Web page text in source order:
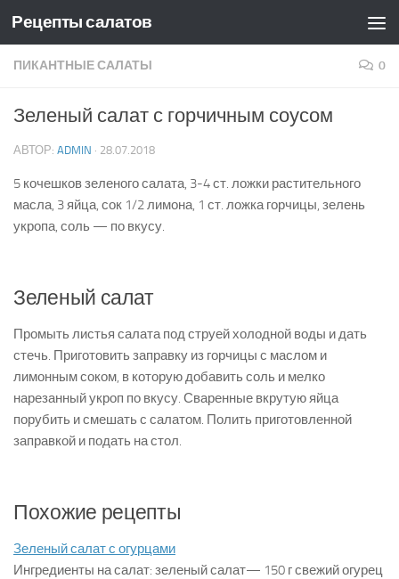
Skip to content
Рецепты салатов
ПИКАНТНЫЕ САЛАТЫ 0
Зеленый салат с горчичным соусом
АВТОР: ADMIN · 28.07.2018
5 кочешков зеленого салата, 3-4 ст. ложки растительного
масла, 3 яйца, сок 1/2 лимона, 1 ст. ложка горчицы, зелень
укропа, соль — по вкусу.
Зеленый салат
Промыть листья салата под струей холодной воды и дать
стечь. Приготовить заправку из горчицы с маслом и
лимонным соком, в которую добавить соль и мелко
нарезанный укроп по вкусу. Сваренные вкрутую яйца
порубить и смешать с салатом. Полить приготовленной
заправкой и подать на стол.
Похожие рецепты
Зеленый салат с огурцами
Ингредиенты на салат: зеленый салат— 150 г свежий огурец